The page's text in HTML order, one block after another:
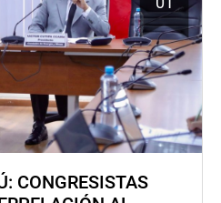
CONGRESISTAS